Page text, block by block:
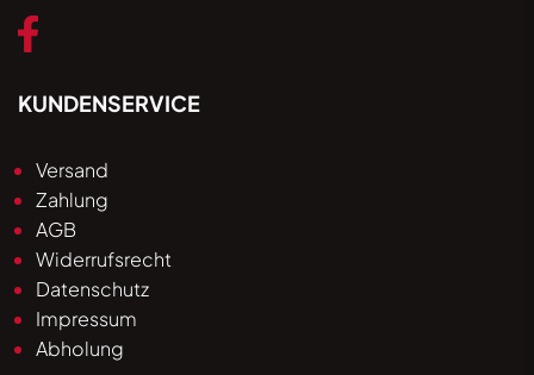
KUNDENSERVICE
Versand
Zahlung
AGB
Widerrufsrecht
Datenschutz
Impressum
Abholung